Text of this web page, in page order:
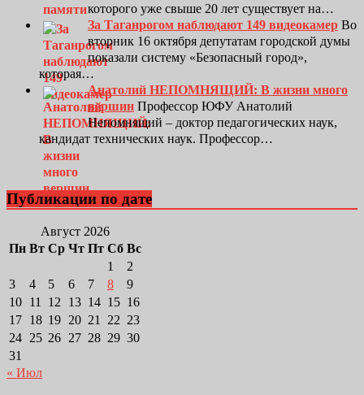
которого уже свыше 20 лет существует на…
За Таганрогом наблюдают 149 видеокамер Во
вторник 16 октября депутатам городской думы
показали систему «Безопасный город»,
которая…
Анатолий НЕПОМНЯЩИЙ: В жизни много
вершин Профессор ЮФУ Анатолий
Непомнящий – доктор педагогических наук,
кандидат технических наук. Профессор…
Публикации по дате
Август 2026
Пн Вт Ср Чт Пт Сб Вс
1
2
3
4 5 6 7 8
9
10 11 12 13 14 15 16
17 18 19 20 21 22 23
24 25 26 27 28 29 30
31
« Июл